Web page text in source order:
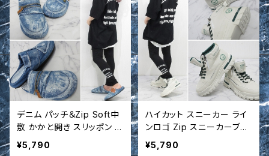
デニム パッチ＆Zip Soft中
敷 かかと開き スリッポン 靴
シューズ サンダル t66301
¥5,790
ハイカット スニーカー ライ
ンロゴ Zip スニーカーブー
ツ 厚底 靴 シューズ t6630
¥5,790